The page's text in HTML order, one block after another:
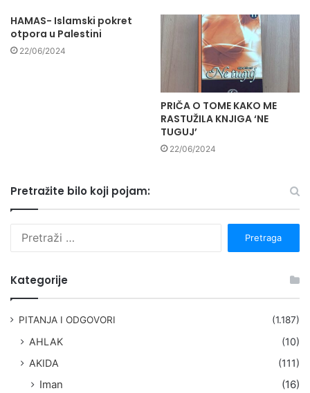
HAMAS- Islamski pokret
otpora u Palestini
22/06/2024
PRIČA O TOME KAKO ME
RASTUŽILA KNJIGA ‘NE
TUGUJ’
22/06/2024
Pretražite bilo koji pojam:
Kategorije
PITANJA I ODGOVORI (1.187)
AHLAK
(10)
AKIDA
(111)
Iman
(16)